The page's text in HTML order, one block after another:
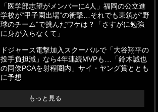
「医学部志望がメンバーに4人」福岡の公立進
学校が“甲子園出場”の衝撃…それでも東筑が“野
球のチーム”で挑んだワケは？「さすがに勉強
に身が入らなくて」
ドジャース電撃加入スクーバルで「大谷翔平の
投手負担減」なら4年連続MVPも…「鈴木誠也
の同僚PCAを射程圏内」サイ・ヤング賞ととも
に予想
もっと見る